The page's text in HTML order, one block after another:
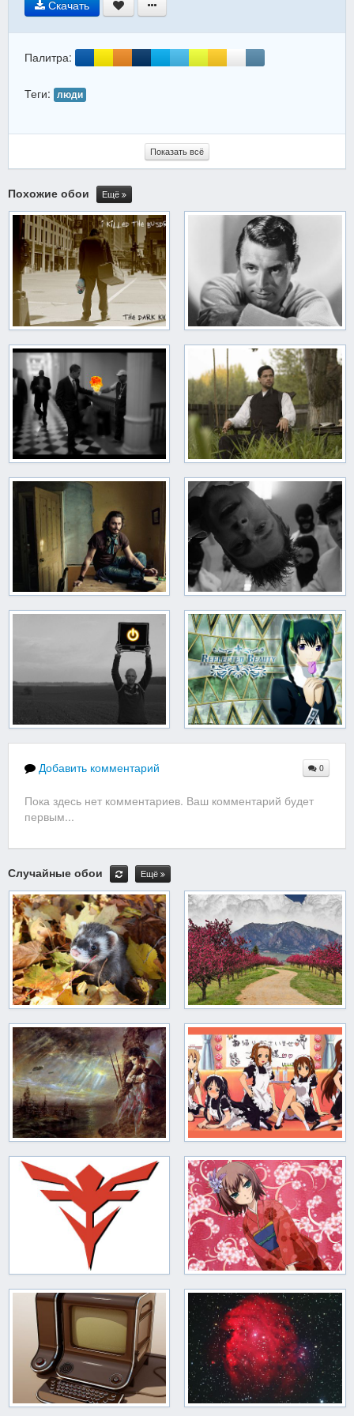
Скачать
Палитра:
Теги: люди
Показать всё
Похожие обои Ещё
Добавить комментарий 0
Пока здесь нет комментариев. Ваш комментарий будет
первым...
Случайные обои Ещё